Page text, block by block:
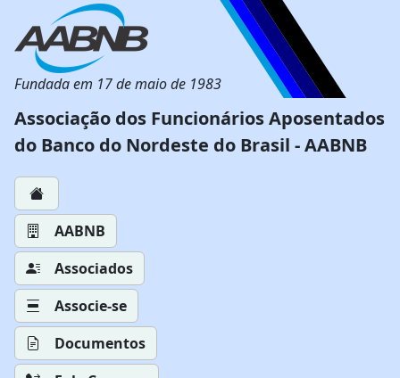
Fundada em 17 de maio de 1983
Associação dos Funcionários Aposentados
do Banco do Nordeste do Brasil - AABNB
AABNB
Associados
Associe-se
Documentos